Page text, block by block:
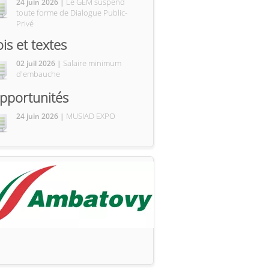
24 juin 2026 |
toute forme de Dialogue Public-
Privé
et textes
02 juil 2026 | Salaire minimum
d'embauche
24 juin 2026 | MUSIAD EXPO